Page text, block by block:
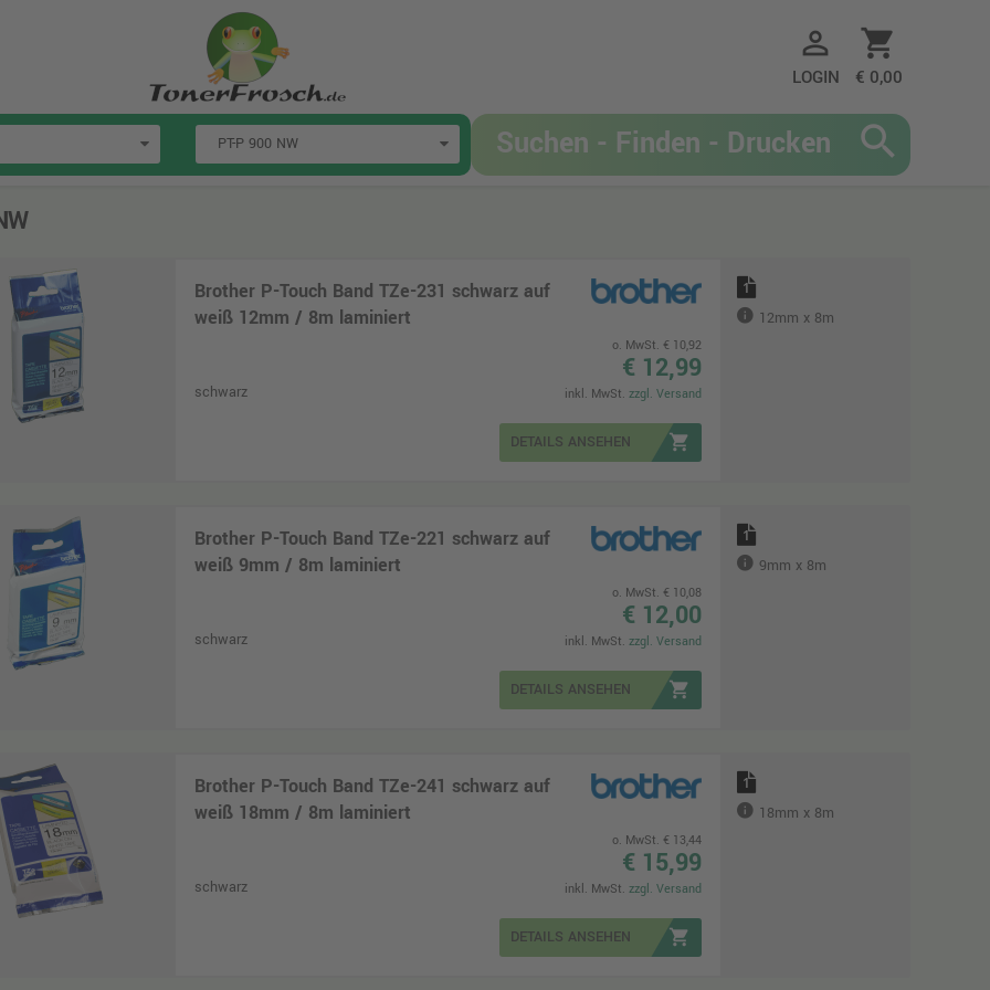
person_outline
LOGIN
shopping_cart
€ 0,00
search
Brother P-Touch Band TZe-231 schwarz auf
weiß 12mm / 8m laminiert
schwarz
DETAILS ANSEHEN shopping_cart
o. MwSt. € 10,92
€ 12,99
inkl. MwSt. zzgl. Versand
1
12mm x 8m
Brother P-Touch Band TZe-221 schwarz auf
weiß 9mm / 8m laminiert
schwarz
DETAILS ANSEHEN shopping_cart
o. MwSt. € 10,08
€ 12,00
inkl. MwSt. zzgl. Versand
1
9mm x 8m
Brother P-Touch Band TZe-241 schwarz auf
weiß 18mm / 8m laminiert
schwarz
DETAILS ANSEHEN shopping_cart
o. MwSt. € 13,44
€ 15,99
inkl. MwSt. zzgl. Versand
1
18mm x 8m